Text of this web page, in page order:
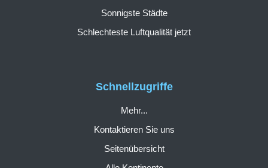
Schnellzugriffe
Mehr...
Kontaktieren Sie uns
Seitenübersicht
Sonnigste Städte
Schlechteste Luftqualität jetzt